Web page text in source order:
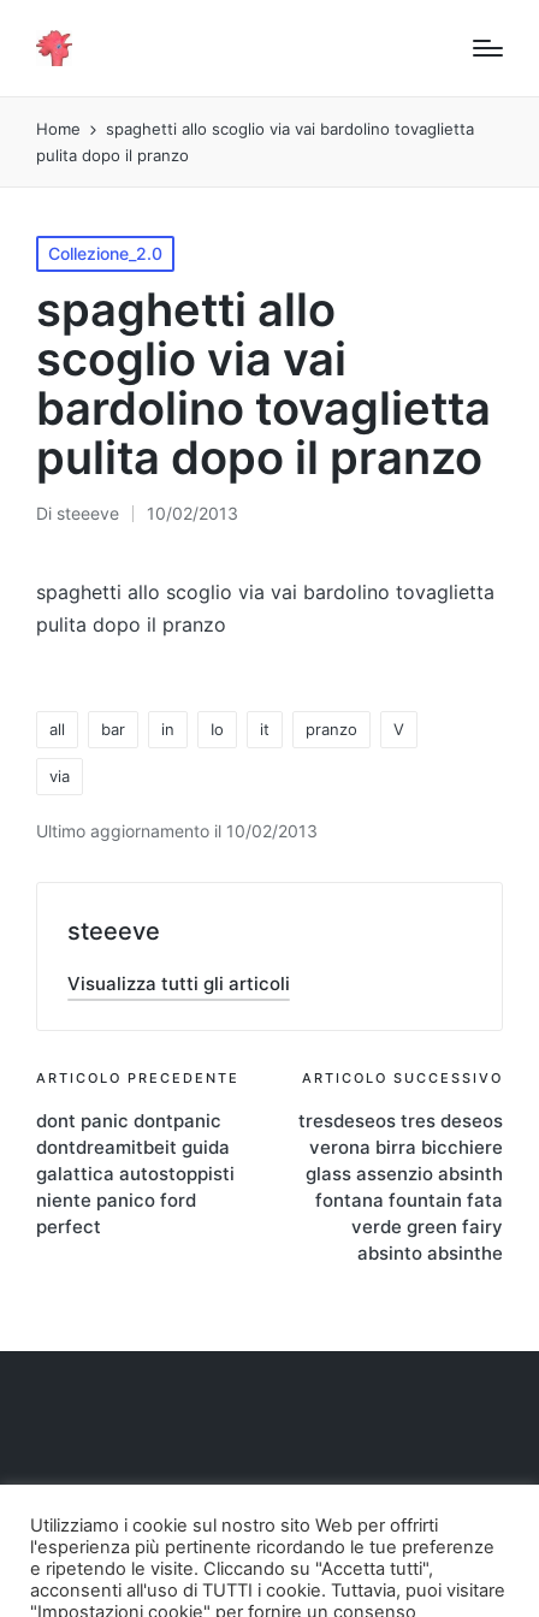
Home
spaghetti allo scoglio via vai bardolino tovaglietta
pulita dopo il pranzo
Pubblicato
in
Collezione_2.0
spaghetti allo
scoglio via vai
bardolino tovaglietta
pulita dopo il pranzo
Pubblicato
Di steeeve 10/02/2013
spaghetti allo scoglio via vai bardolino tovaglietta
pulita dopo il pranzo
all bar in Io it pranzo V
via
Ultimo aggiornamento il 10/02/2013
steeeve
Visualizza tutti gli articoli
Navigazione
articoli
ARTICOLO PRECEDENTE
dont panic dontpanic
dontdreamitbeit guida
galattica autostoppisti
niente panico ford
perfect
ARTICOLO SUCCESSIVO
tresdeseos tres deseos
verona birra bicchiere
glass assenzio absinth
fontana fountain fata
verde green fairy
absinto absinthe
Utilizziamo i cookie sul nostro sito Web per offrirti
l'esperienza più pertinente ricordando le tue preferenze
e ripetendo le visite. Cliccando su "Accetta tutti",
acconsenti all'uso di TUTTI i cookie. Tuttavia, puoi visitare
"Impostazioni cookie" per fornire un consenso